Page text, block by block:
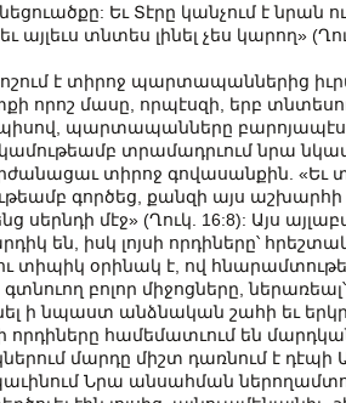
Եւ Տէրը կանչում է նրան
այ­լե­ւս տնտես լի­նել չես կա­րող»
է տիրոջ պարտապաններից
որոշ մասը, որպէսզի, երբ
պարտապանները
տրամադրւում նրա
տիրոջ գովասանքին. «Եւ
գործեց, քանզի այս աշ­խար­հի
սերն­դի մէջ» (Ղուկ. 16:8): Այս
են, իսկ լոյսի որդիները՝
տիպիկ օրինակ է, ով
բոլոր միջոցները,
ի նպաստ անձնական շահի եւ
համեմատւում են
մարդը միշտ դառնում է
Նրա անսահման